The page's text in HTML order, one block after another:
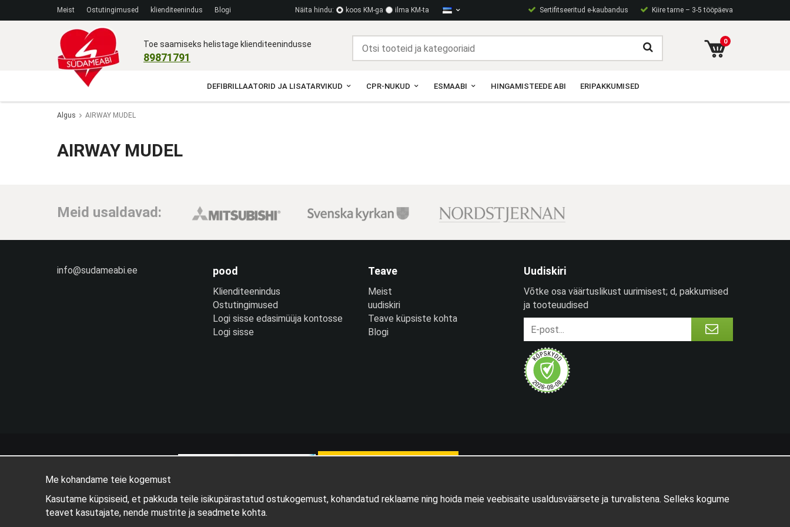
Meist Ostutingimused klienditeenindus Blogi Sertifitseeritud e-kaubandus Kiire tarne – 3-5 tööpäeva
Näita hindu: koos KM-ga ilma KM-ta
0
Toe saamiseks helistage klienditeenindusse
89871791
DEFIBRILLAATORID JA LISATARVIKUD CPR-NUKUD ESMAABI HINGAMISTEEDE ABI ERIPAKKUMISED
Algus AIRWAY MUDEL
AIRWAY MUDEL
Meid usaldavad:
info@sudameabi.ee pood
Klienditeenindus
Ostutingimused
Logi sisse edasimüüja kontosse
Logi sisse
Teave
Meist
uudiskiri
Teave küpsiste kohta
Blogi
Uudiskiri
Võtke osa väärtuslikust uurimisest; d, pakkumised
ja tooteuudised
Tootja: Wikinggruppen
Me kohandame teie kogemust
Kasutame küpsiseid, et pakkuda teile isikupärastatud ostukogemust, kohandatud reklaame ning hoida meie veebisaite usaldusväärsete ja turvalistena. Selleks kogume
teavet kasutajate, nende mustrite ja seadmete kohta.